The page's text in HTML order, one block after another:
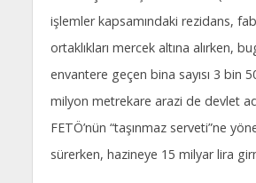
işlemler kapsamındaki rezidans,
ortaklıkları mercek altına alırken,
envantere geçen bina sayısı 3 bin
milyon metrekare arazi de devlet
FETÖ’nün “taşınmaz serveti”ne
sürerken, hazineye 15 milyar lira